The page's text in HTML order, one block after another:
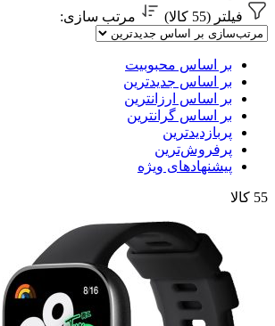
فیلتر (55 کالا)
مرتب سازی:
بر اساس محبوبیت
بر اساس جدیدترین
بر اساس ارزانترین
بر اساس گرانترین
پربازدیدترین
پرفروش‌ترین
پیشنهادهای ویژه
55 کالا